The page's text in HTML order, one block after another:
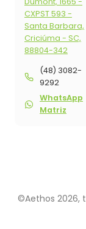
CXPST 593 -
Santa Barbara,
Criciúma - SC,
88804-342
(48) 3082-
9292
WhatsApp
Matriz
©Aethos 2026,